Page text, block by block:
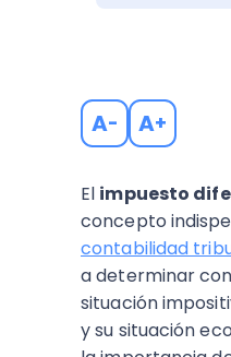
A- A+
El impuesto
concepto
contabilidad
a determinar
situación
y su situación